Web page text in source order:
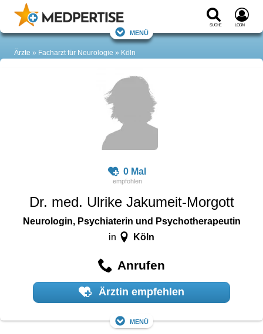
Suche Login
Menü
Ärzte Facharzt für Neurologie Köln
0 Mal
Dr. med. Ulrike Jakumeit-Morgott
Neurologin, Psychiaterin und Psychotherapeutin
in Köln
Anrufen
Ärztin empfehlen
Menü